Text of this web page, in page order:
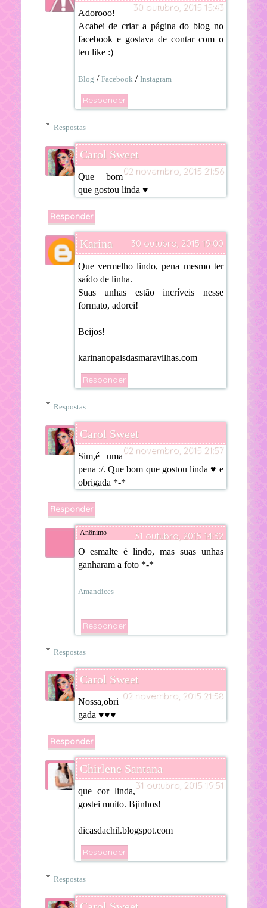
30 outubro, 2015 15:43
Adorooo!
Acabei de criar a página do blog no
facebook e gostava de contar com o
teu like :)
Blog / Facebook / Instagram
Responder
Respostas
Carol Sweet
02 novembro, 2015 21:56
Que bom
que gostou linda ♥
Responder
Karina 30 outubro, 2015 19:00
Que vermelho lindo, pena mesmo ter
saído de linha.
Suas unhas estão incríveis nesse
formato, adorei!
Beijos!
karinanopaisdasmaravilhas.com
Responder
Respostas
Carol Sweet
02 novembro, 2015 21:57
Sim,é uma
pena :/. Que bom que gostou linda ♥ e
obrigada *-*
Responder
Anônimo 31 outubro, 2015 14:32
O esmalte é lindo, mas suas unhas
ganharam a foto *-*
Amandices
Responder
Respostas
Carol Sweet
02 novembro, 2015 21:58
Nossa,obri
gada ♥♥♥
Responder
Chirlene Santana
31 outubro, 2015 19:51
que cor linda,
gostei muito. Bjinhos!
dicasdachil.blogspot.com
Responder
Respostas